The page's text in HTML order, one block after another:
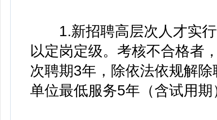
1.新招聘高层次人才实行
以定岗定级。考核不合格者
次聘期3年，除依法依规解
单位最低服务5年（含试用期